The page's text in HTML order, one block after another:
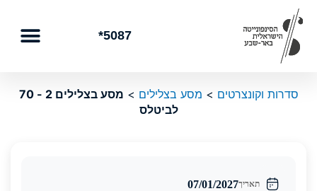
דילוג
לתוכן
5087*
סדרות וקונצרטים > מסע בצלילים >
מסע בצלילים 2 - 70
לביטלס
תאריך07/01/2027